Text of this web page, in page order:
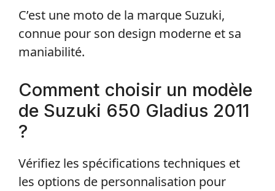
C’est une moto de la marque Suzuki,
connue pour son design moderne et sa
maniabilité.
Comment choisir un modèle
de Suzuki 650 Gladius 2011
?
Vérifiez les spécifications techniques et
les options de personnalisation pour